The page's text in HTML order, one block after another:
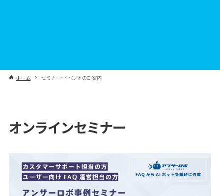
ホーム セミナー・イベントのご案内
オンラインセミナー